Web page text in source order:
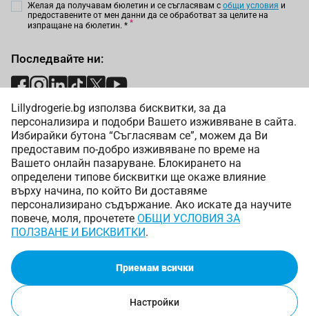
Lillydrogerie.bg използва бисквитки, за да
персонализира и подобри Вашето изживяване в сайта.
Избирайки бутона “Съгласявам се”, можем да Ви
предоставим по-добро изживяване по време на
Вашето онлайн пазаруване. Блокирането на
определени типове бисквитки ще окаже влияние
върху начина, по който Ви доставяме
персонализирано съдържание. Ако искате да научите
повече, моля, прочетете ОБЩИ УСЛОВИЯ ЗА
ПОЛЗВАНЕ И БИСКВИТКИ.
Приемам всички
Настройки
Желая да получавам бюлетин и се съгласявам с общи условия и
предоставените от мен данни да се обработват за целите на
изпращане на бюлетин. *
Последвайте ни:
Начини на плащане:
Начини на доставка:
Copyright © 2025 Лили Дрогерие ЕООД. Всички права
запазени.
Онлайн магазин от